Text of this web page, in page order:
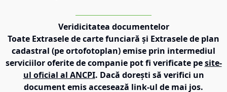
Veridicitatea documentelor
Toate Extrasele de carte funciară și Extrasele de plan
cadastral (pe ortofotoplan) emise prin intermediul
serviciilor oferite de companie pot fi verificate pe site-
ul oficial al ANCPI. Dacă dorești să verifici un
document emis accesează link-ul de mai jos.